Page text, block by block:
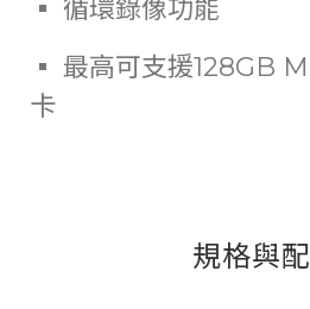
▪ 循環錄像功能
▪ 最高可支援128GB
卡
規格與